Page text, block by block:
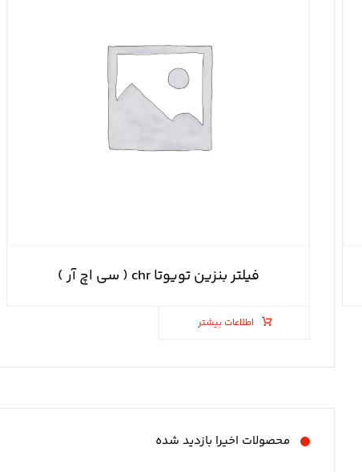
فیلتر بنزین تویوتا chr ( سی اچ آر )
اطلاعات بیشتر
محصولات اخیرا بازدید شده